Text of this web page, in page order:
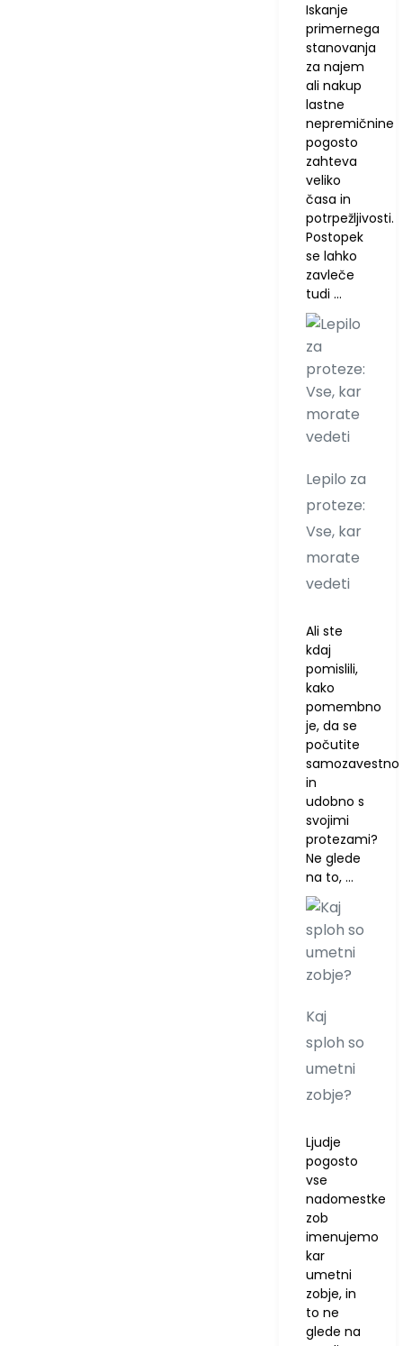
Iskanje
primernega
stanovanja
za najem
ali nakup
lastne
nepremičnine
pogosto
zahteva
veliko
časa in
potrpežljivosti.
Postopek
se lahko
zavleče
tudi …
Lepilo za
proteze:
Vse, kar
morate
vedeti
Ali ste
kdaj
pomislili,
kako
pomembno
je, da se
počutite
samozavestno
in
udobno s
svojimi
protezami?
Ne glede
na to, …
Kaj
sploh so
umetni
zobje?
Ljudje
pogosto
vse
nadomestke
zob
imenujemo
kar
umetni
zobje, in
to ne
glede na